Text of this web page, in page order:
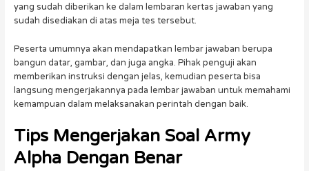
yang sudah diberikan ke dalam lembaran kertas jawaban yang
sudah disediakan di atas meja tes tersebut.
Peserta umumnya akan mendapatkan lembar jawaban berupa
bangun datar, gambar, dan juga angka. Pihak penguji akan
memberikan instruksi dengan jelas, kemudian peserta bisa
langsung mengerjakannya pada lembar jawaban untuk memahami
kemampuan dalam melaksanakan perintah dengan baik.
Tips Mengerjakan Soal Army
Alpha Dengan Benar